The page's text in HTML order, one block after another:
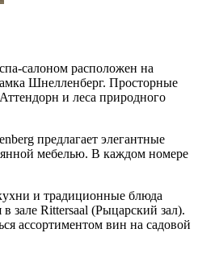
салоном расположен на
Шнелленберг. Просторные
и леса природного
предлагает элегантные
мебелью. В каждом номере
и традиционные блюда
зале Rittersaal (Рыцарский зал).
ассортиментом вин на садовой